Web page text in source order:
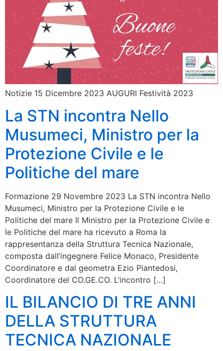
Notizie 15 Dicembre 2023 AUGURI Festività 2023
La STN incontra Nello
Musumeci, Ministro per la
Protezione Civile e le
Politiche del mare
Formazione 29 Novembre 2023 La STN incontra Nello
Musumeci, Ministro per la Protezione Civile e le
Politiche del mare Il Ministro per la Protezione Civile e
le Politiche del mare ha ricevuto a Roma la
rappresentanza della Struttura Tecnica Nazionale,
composta dall’ingegnere Felice Monaco, Presidente
Coordinatore e dal geometra Ezio Piantedosi,
Coordinatore del CO.GE.CO. L’incontro […]
IL BILANCIO DI TRE ANNI
DELLA STRUTTURA
TECNICA NAZIONALE